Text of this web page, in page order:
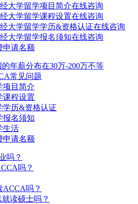
经大学留学项目简介在线咨询
经大学留学课程设置在线咨询
经大学留学学历&资格认证在线咨询
经大学留学报名须知在线咨询
申请名额
年薪分布在30万-200万不等
常见问题
项目简介
课程设置
学历&资格认证
报名须知
生活
申请名额
吗？
吗？
ACCA吗？
读硕士吗？